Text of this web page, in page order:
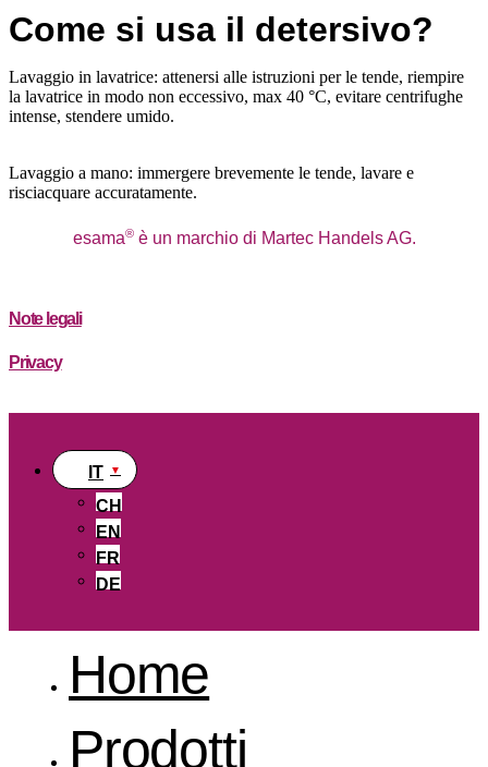
Come si usa il detersivo?
Lavaggio in lavatrice: attenersi alle istruzioni per le tende, riempire
la lavatrice in modo non eccessivo, max 40 °C, evitare centrifughe
intense, stendere umido.
Lavaggio a mano: immergere brevemente le tende, lavare e
risciacquare accuratamente.
esama®è un marchio di Martec Handels AG.
Note legali
Privacy
IT
CH
EN
FR
DE
Home
Prodotti